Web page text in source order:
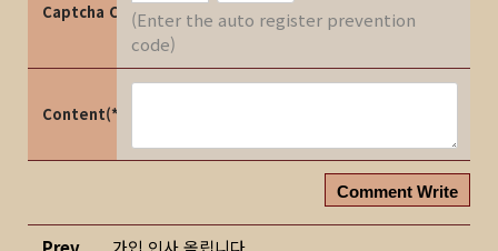
Captcha Code(Enter the auto register prevention
code)
Content(*)
Comment Write